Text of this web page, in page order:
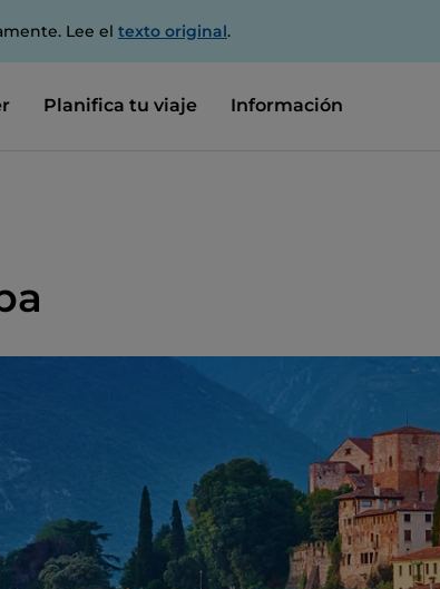
Lee el texto original.
Planifica tu viaje Información